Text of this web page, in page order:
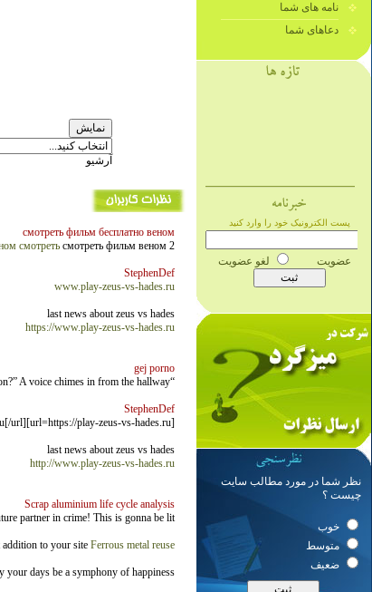
آرشیو
смотреть фильм бесплатно веном
смотреть смотреть фильм веном 2
StephenDef
www.play-zeus-vs-hades.ru
last news about zeus vs hades
https://www.play-zeus-vs-hades.ru
gej porno
“That you, son?” A voice chimes in from the hallway.
StephenDef
[url=https://play-zeus-vs-hades.ru]play-zeus-vs-hades.ru[/url]
last news about zeus vs hades
http://www.play-zeus-vs-hades.ru
Scrap aluminium life cycle analysis
partner in crime! This is gonna be lit.
addition to your site Ferrous metal reuse
your days be a symphony of happiness
نامه های شما
دعاهای شما
نظر شما در مورد مطالب سایت
چیست ؟
خوب
متوسط
ضعیف